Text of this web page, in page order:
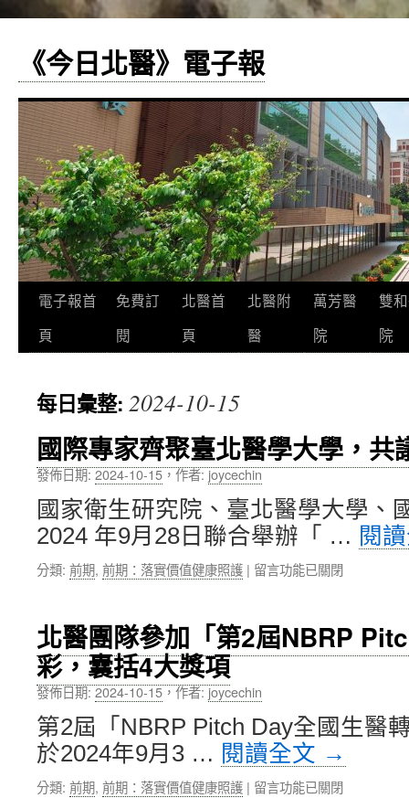
《今日北醫》電子報
跳
至
要
內
容
電子報首
頁
免費訂
閱
北醫首
頁
北醫附
醫
萬芳醫
院
雙
院
每日彙整: 2024-10-15
國際專家齊聚臺北醫學大學，共
發佈日期:2024-10-15，作者: joycechin
國家衛生研究院、臺北醫學大學、
2024 年9月28日聯合舉辦「 … 閱
分類: 前期, 前期：落實價值健康照護 | 在
專
家
齊
臺
北
醫
學
大
學，
留言功能已關閉
北醫團隊參加「第2屆NBRP
彩，囊括4大獎項
發佈日期:2024-10-15，作者: joycechin
第2屆「NBRP Pitch Day全國生醫
於2024年9月3 … 閱讀全文 →
分類: 前期, 前期：落實價值健康照護 | 在
留言功能已關閉